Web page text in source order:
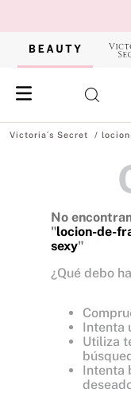
No
"locion-de-
sexy"
¿Qué debo
Intenta
Utiliza
Intenta